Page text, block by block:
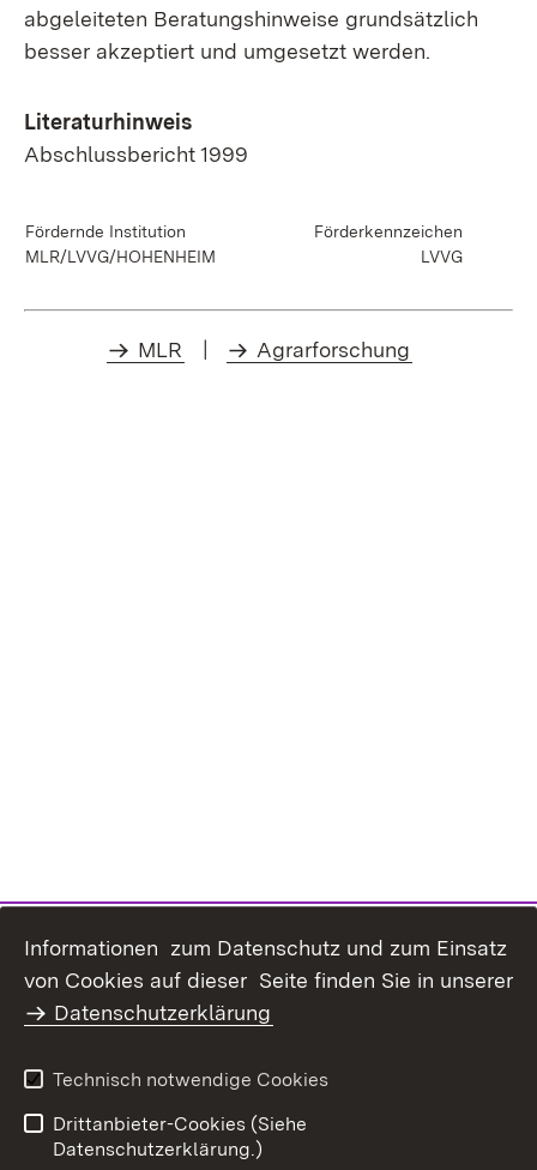
abgeleiteten Beratungshinweise grundsätzlich
besser akzeptiert und umgesetzt werden.
Literaturhinweis
Abschlussbericht 1999
Fördernde Institution
MLR/LVVG/HOHENHEIM
Förderkennzeichen
LVVG
MLR Agrarforschung
Inhaltsübersicht
Kontakt
Barrierefreiheit
Benutzungshinweise
Informationen zum Datenschutz und zum Einsatz
von Cookies auf dieser Seite finden Sie in unserer
Datenschutzerklärung
Technisch notwendige Cookies
Drittanbieter-Cookies (Siehe
Datenschutzerklärung.)